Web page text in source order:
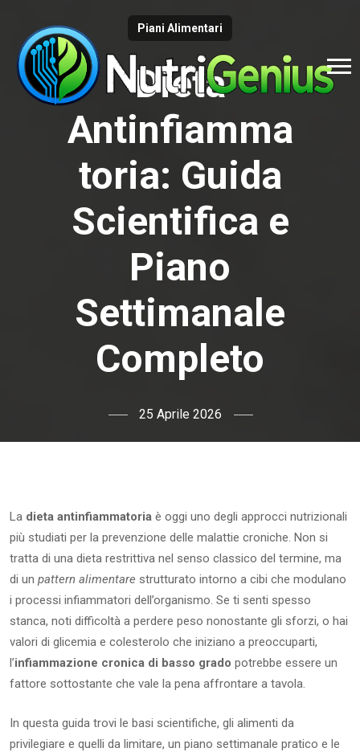
Piani Alimentari
Dieta
Antinfiamma
toria: Guida
Scientifica e
Piano
Settimanale
Completo
25 Aprile 2026
La dieta antinfiammatoria è oggi uno degli approcci nutrizionali
più studiati per la prevenzione delle malattie croniche. Non si
tratta di una dieta restrittiva nel senso classico del termine, ma
di un pattern alimentare strutturato intorno a cibi che modulano
i processi infiammatori dell’organismo. Se ti senti spesso
stanca, noti difficoltà a perdere peso nonostante gli sforzi, o hai
valori di glicemia e colesterolo che iniziano a preoccuparti,
l’infiammazione cronica di basso grado potrebbe essere un
fattore sottostante che vale la pena affrontare a tavola.
In questa guida trovi le basi scientifiche, gli alimenti da
privilegiare e quelli da limitare, un piano settimanale pratico e le